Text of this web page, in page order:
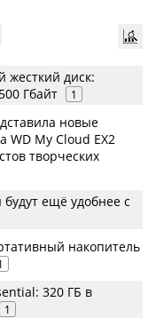
диск:
Гбайт
1
новые
WD My Cloud EX2
творческих
ещё удобнее с
накопитель
320 ГБ в
1